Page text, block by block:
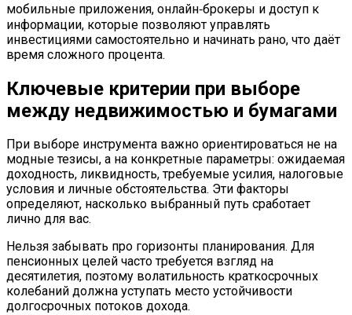
мобильные приложения, онлайн‑брокеры и доступ к
информации, которые позволяют управлять
инвестициями самостоятельно и начинать рано, что даёт
время сложного процента.
Ключевые критерии при выборе
между недвижимостью и бумагами
При выборе инструмента важно ориентироваться не на
модные тезисы, а на конкретные параметры: ожидаемая
доходность, ликвидность, требуемые усилия, налоговые
условия и личные обстоятельства. Эти факторы
определяют, насколько выбранный путь сработает
лично для вас.
Нельзя забывать про горизонты планирования. Для
пенсионных целей часто требуется взгляд на
десятилетия, поэтому волатильность краткосрочных
колебаний должна уступать место устойчивости
долгосрочных потоков дохода.